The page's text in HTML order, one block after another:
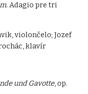
. Adagio pre tri
violončelo; Jozef
klavír
und Gavotte, op.